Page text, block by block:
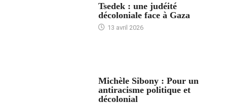
Tsedek : une judéité
décoloniale face à Gaza
13 avril 2026
Michèle Sibony : Pour un
antiracisme politique et
décolonial